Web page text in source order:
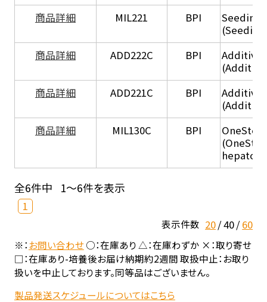
商品詳細
MIL221 BPI
Seeding
商品詳細
ADD222C BPI
商品詳細
ADD221C BPI
商品詳細
MIL130C BPI
全6件中 1～6件を表示
1
表示件数 20 40 60
※：お問い合わせ○：在庫あり △：在庫わずか ×：取り寄せ
□：在庫あり-培養後お届け納期約2週間 取扱中止：お取り
扱いを中止しております。同等品はございません。
製品発送スケジュールについてはこちら